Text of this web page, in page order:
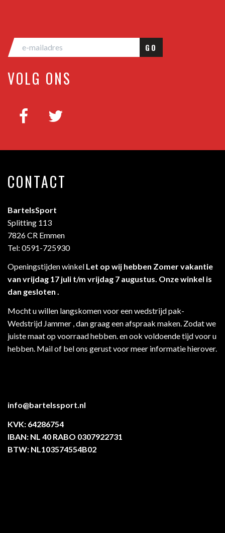
GO
VOLG ONS
CONTACT
BartelsSport
Splitting 113
7826 CR Emmen
Tel: 0591-725930
Openingstijden winkel Let op wij hebben Zomer vakantie
van vrijdag 17 juli t/m vrijdag 7 augustus. Onze winkel is
dan gesloten .
Mocht u willen langskomen voor een wedstrijd pak-
Wedstrijd Jammer , dan graag een afspraak maken. Zodat we
juiste maat op voorraad hebben. en ook voldoende tijd voor u
hebben. Mail of bel ons gerust voor meer informatie hierover.
info@bartelssport.nl
KVK: 64286754
IBAN: NL 40 RABO 0307922731
BTW: NL103574554B02